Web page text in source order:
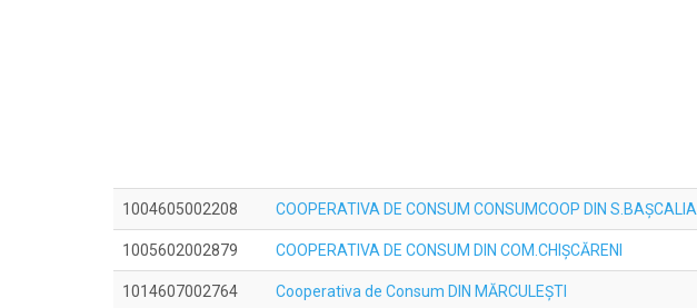
1004605002208 COOPERATIVA DE CONSUM CONSUMCOOP DIN S.BAŞCALIA
1005602002879 COOPERATIVA DE CONSUM DIN COM.CHIŞCĂRENI
1014607002764 Cooperativa de Consum DIN MĂRCULEŞTI